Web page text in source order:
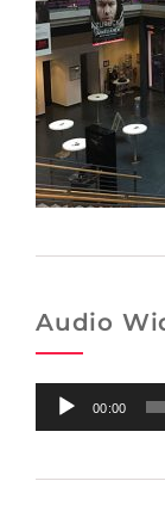
Audio
Audio-
Player
00:00